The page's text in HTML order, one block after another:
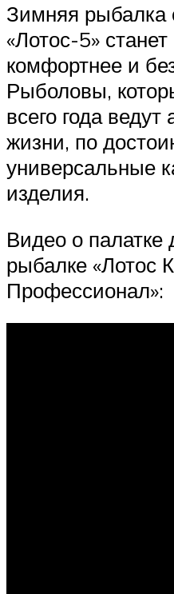
Зимняя рыбалка
«Лотос-5»
комфортнее и
Рыболовы,
всего года
жизни, по
универсальные
изделия.
Видео о палатке
рыбалке «Лотос
Профессионал»: